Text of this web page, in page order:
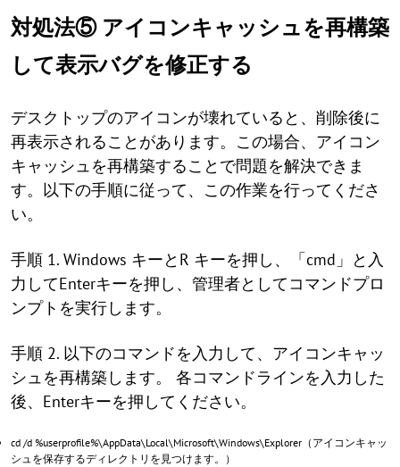
対処法⑤ アイコンキャッシュを再構築
して表示バグを修正する
デスクトップのアイコンが壊れていると、削除後に
再表示されることがあります。この場合、アイコン
キャッシュを再構築することで問題を解決できま
す。以下の手順に従って、この作業を行ってくださ
い。
手順 1. Windows キーとR キーを押し、「cmd」と入
力してEnterキーを押し、管理者としてコマンドプロ
ンプトを実行します。
手順 2. 以下のコマンドを入力して、アイコンキャッ
シュを再構築します。 各コマンドラインを入力した
後、Enterキーを押してください。
cd /d %userprofile%\AppData\Local\Microsoft\Windows\Explorer（アイコンキャッ
シュを保存するディレクトリを見つけます。）